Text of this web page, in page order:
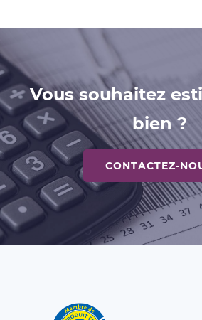
Vous souhaitez
bien ?
CONTACTEZ-